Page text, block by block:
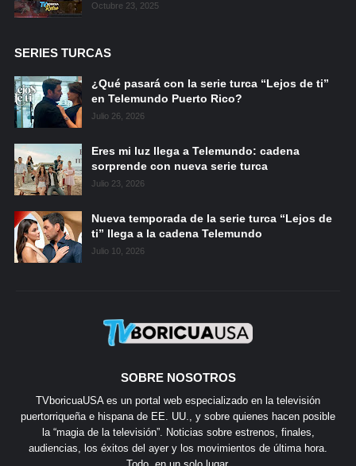
Octubre 23, 2025
SERIES TURCAS
¿Qué pasará con la serie turca “Lejos de ti”
en Telemundo Puerto Rico?
Julio 26, 2026
Eres mi luz llega a Telemundo: cadena
sorprende con nueva serie turca
Julio 23, 2026
Nueva temporada de la serie turca “Lejos de
ti” llega a la cadena Telemundo
Julio 10, 2026
SOBRE NOSOTROS
TVboricuaUSA es un portal web especializado en la televisión
puertorriqueña e hispana de EE. UU., y sobre quienes hacen posible
la “magia de la televisión”. Noticias sobre estrenos, finales,
audiencias, los éxitos del ayer y los movimientos de última hora.